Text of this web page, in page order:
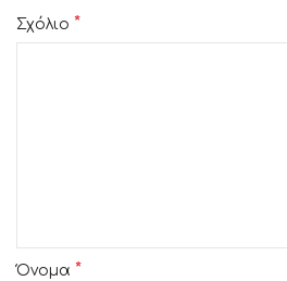
Σχόλιο *
Όνομα *